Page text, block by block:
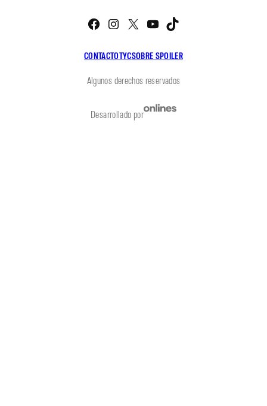
CONTACTOTYCSOBRE SPOILER
Facebook
Instagram
X YouTube
Algunos derechos reservados
Desarrollado por